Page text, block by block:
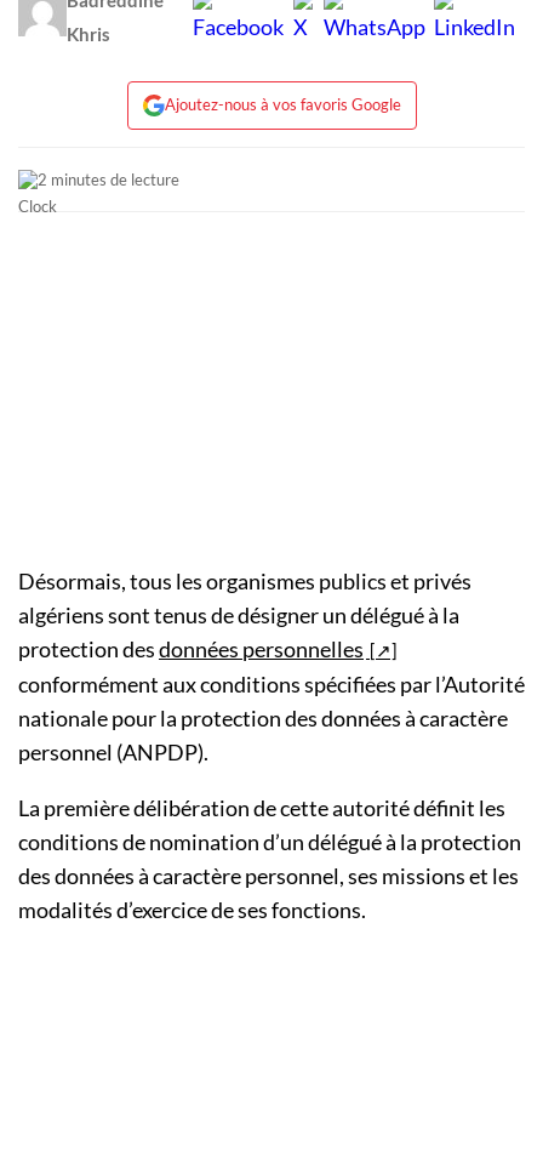
Khris
Ajoutez-nous à vos favoris Google
2 minutes de lecture
Désormais, tous les organismes publics et privés
algériens sont tenus de désigner un délégué à la
protection desdonnées personnelles
conformément aux conditions spécifiées par l’Autorité
nationale pour la protection des données à caractère
personnel (ANPDP).
La première délibération de cette autorité définit les
conditions de nomination d’un délégué à la protection
des données à caractère personnel, ses missions et les
modalités d’exercice de ses fonctions.